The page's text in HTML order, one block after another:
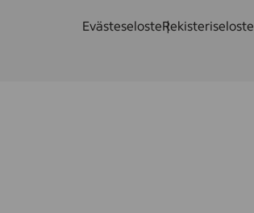
EvästeselosteRekisteriseloste